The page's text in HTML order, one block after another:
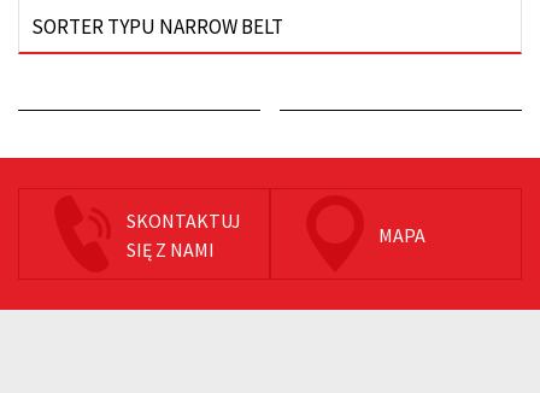
SORTER TYPU NARROW BELT
SKONTAKTUJ
SIĘ Z NAMI
MAPA